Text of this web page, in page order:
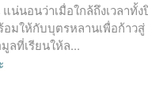
นอนว่าเมื่อใกล้ถึงเวลาทั้ง
มให้กับบุตรหลานเพื่อก้าวสู่
ลที่เรียนให้ล...